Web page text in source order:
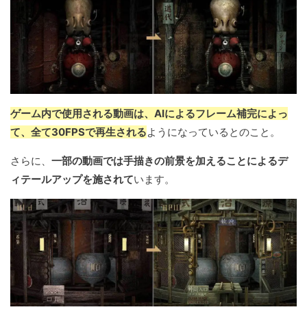
ゲーム内で使用される動画は、AIによるフレーム補完によっ
て、全て30FPSで再生されるようになっているとのこと。
さらに、 一部の動画では手描きの前景を加えることによるデ
ィテールアップを施されています。